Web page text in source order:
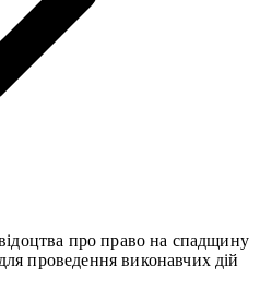
про право на спадщину
проведення виконавчих дій